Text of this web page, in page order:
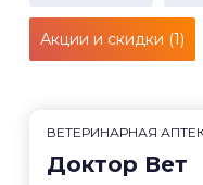
Акции и скидки (1)
ВЕТЕРИНАРНАЯ
Доктор Вет